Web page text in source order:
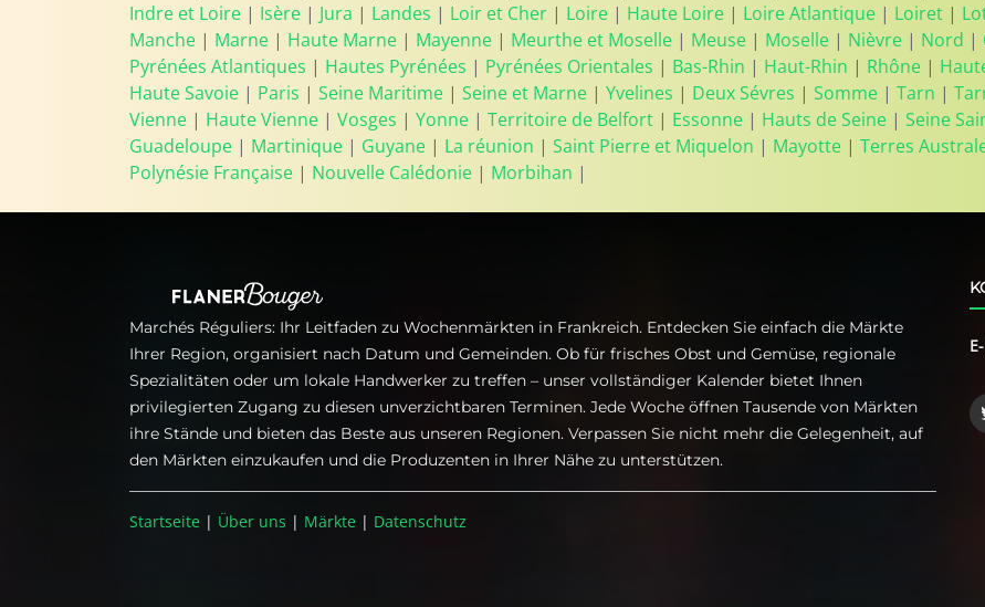
Indre et Loire | Isère | Jura | Landes | Loir et Cher | Loire | Haute Loire | Loire Atlantique | Loiret |
Manche | Marne | Haute Marne | Mayenne | Meurthe et Moselle | Meuse | Moselle | Nièvre | Nord |
Pyrénées Atlantiques | Hautes Pyrénées | Pyrénées Orientales | Bas-Rhin | Haut-Rhin | Rhône |
Haute Savoie | Paris | Seine Maritime | Seine et Marne | Yvelines | Deux Sévres | Somme | Tarn |
Vienne | Haute Vienne | Vosges | Yonne | Territoire de Belfort | Essonne | Hauts de Seine | Seine
Guadeloupe | Martinique | Guyane | La réunion | Saint Pierre et Miquelon | Mayotte | Terres
Polynésie Française | Nouvelle Calédonie | Morbihan |
Marchés Réguliers: Ihr Leitfaden zu Wochenmärkten in Frankreich. Entdecken Sie einfach die Märkte
Ihrer Region, organisiert nach Datum und Gemeinden. Ob für frisches Obst und Gemüse, regionale
Spezialitäten oder um lokale Handwerker zu treffen – unser vollständiger Kalender bietet Ihnen
privilegierten Zugang zu diesen unverzichtbaren Terminen. Jede Woche öffnen Tausende von Märkten
ihre Stände und bieten das Beste aus unseren Regionen. Verpassen Sie nicht mehr die Gelegenheit, auf
den Märkten einzukaufen und die Produzenten in Ihrer Nähe zu unterstützen.
Startseite | Über uns | Märkte | Datenschutz